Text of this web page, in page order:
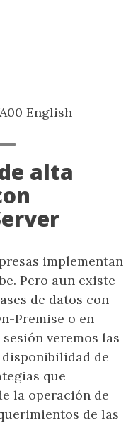
English
alta
implementan
Pero aun existe
de datos con
Premise o en
veremos las
de
que
la operación de
de las